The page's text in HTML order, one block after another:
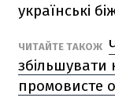
українські
ЧИТАЙТЕ ТАКОЖ
збільшувати
промовисте